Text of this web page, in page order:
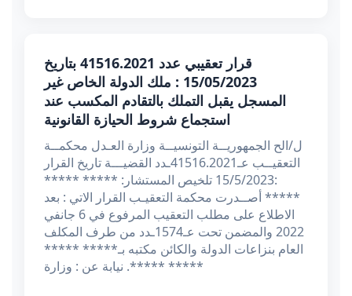
قرار تعقيبي عدد 41516.2021 بتاريخ
15/05/2023 : ملك الدولة الخاص غير
المسجل يقبل التملك بالتقادم المكسب عند
استجماع شروط الحيازة القانونية
ل/الح الجمهوريــة التونسيــة وزارة العـدل محكمــة
التعقيــب عـ41516.2021ـدد القضيـــة تاريخ القرار
:15/5/2023 تلخيص المستشار: ***** *****
***** أصــدرت محكمة التعقيـب القرار الاتي : بعد
الاطلاع على مطلب التعقيب المرفوع في 6 جانفي
2022 والمضمن تحت عـ1574ـدد من طرف المكلف
العام بنزاعات الدولة والكائن مكتبه بـ***** *****
***** *****. نيابة عن : وزارة